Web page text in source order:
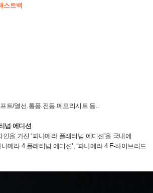
스트백
트/열선.통풍.전동.메모리시트 등..
넘 에디션
을 가진 ‘파나메라 플래티넘 에디션'을 국내에
메라 4 플래티넘 에디션’, ‘파나메라 4 E-하이브리드